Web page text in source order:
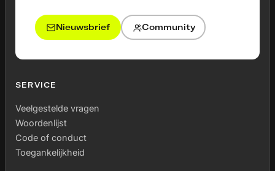
Nieuwsbrief Community
SERVICE
Veelgestelde vragen
Woordenlijst
Code of conduct
Toegankelijkheid